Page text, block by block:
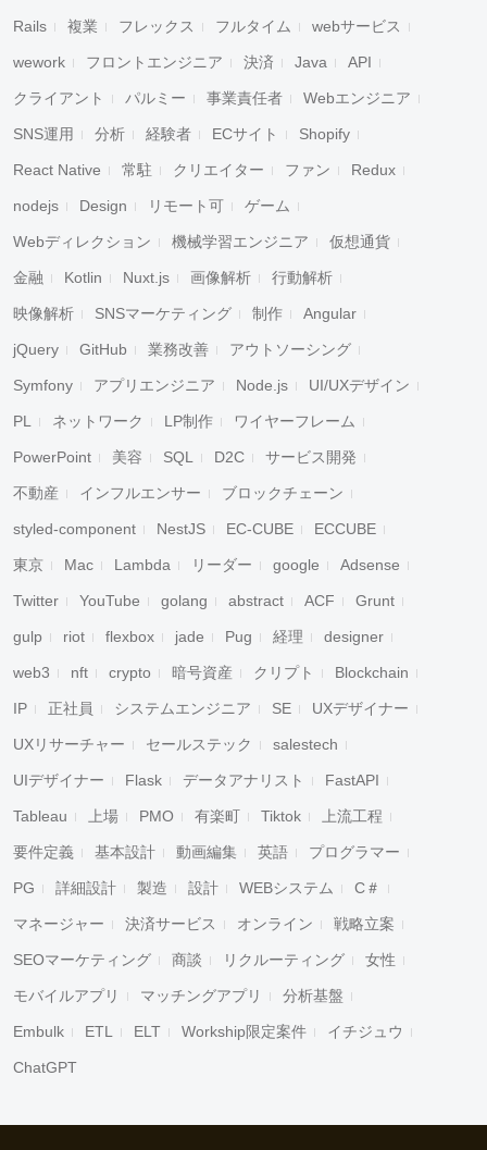
Rails 複業 フレックス フルタイム webサービス
wework フロントエンジニア 決済 Java API
クライアント パルミー 事業責任者 Webエンジニア
SNS運用 分析 経験者 ECサイト Shopify
React Native 常駐 クリエイター ファン Redux
nodejs Design リモート可 ゲーム
Webディレクション 機械学習エンジニア 仮想通貨
金融 Kotlin Nuxt.js 画像解析 行動解析
映像解析 SNSマーケティング 制作 Angular
jQuery GitHub 業務改善 アウトソーシング
Symfony アプリエンジニア Node.js UI/UXデザイン
PL ネットワーク LP制作 ワイヤーフレーム
PowerPoint 美容 SQL D2C サービス開発
不動産 インフルエンサー ブロックチェーン
styled-component NestJS EC-CUBE ECCUBE
東京 Mac Lambda リーダー google Adsense
Twitter YouTube golang abstract ACF Grunt
gulp riot flexbox jade Pug 経理 designer
web3 nft crypto 暗号資産 クリプト Blockchain
IP 正社員 システムエンジニア SE UXデザイナー
UXリサーチャー セールステック salestech
UIデザイナー Flask データアナリスト FastAPI
Tableau 上場 PMO 有楽町 Tiktok 上流工程
要件定義 基本設計 動画編集 英語 プログラマー
PG 詳細設計 製造 設計 WEBシステム C＃
マネージャー 決済サービス オンライン 戦略立案
SEOマーケティング 商談 リクルーティング 女性
モバイルアプリ マッチングアプリ 分析基盤
Embulk ETL ELT Workship限定案件 イチジュウ
ChatGPT